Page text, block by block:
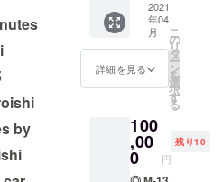
by
が分か
りまし
た。通
常5度前
後の糖
るまで
に高め
てくれ
るので
お礼の
気持ち
を込め
てメッ
セージ
を送り
ます。
報告を
しま
す。
いも
（内
容 5
箱 3キ
ロ
×5=15
キロ）
社サニ
タス
ガーデ
ンさん
2021
年04
月
詳細を見る
こ
の
リ
タ
ー
ン
を
選
択
す
る
100
,00
0 円
残り10